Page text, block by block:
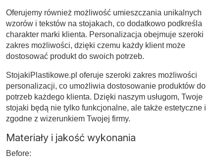
Oferujemy również możliwość umieszczania unikalnych
wzorów i tekstów na stojakach, co dodatkowo podkreśla
charakter marki klienta. Personalizacja obejmuje szeroki
zakres możliwości, dzięki czemu każdy klient może
dostosować produkt do swoich potrzeb.
StojakiPlastikowe.pl oferuje szeroki zakres możliwości
personalizacji, co umożliwia dostosowanie produktów do
potrzeb każdego klienta. Dzięki naszym usługom, Twoje
stojaki będą nie tylko funkcjonalne, ale także estetyczne i
zgodne z wizerunkiem Twojej firmy.
Materiały i jakość wykonania
Before: